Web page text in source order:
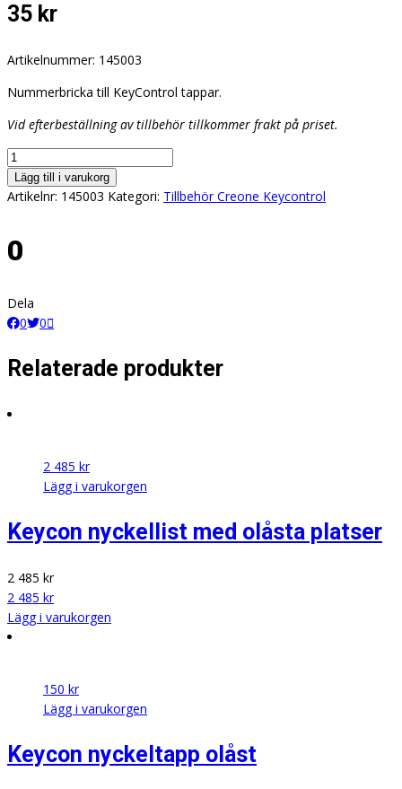
35 kr
Artikelnummer: 145003
Nummerbricka till KeyControl tappar.
Vid efterbeställning av tillbehör tillkommer frakt på priset.
Nyckelbricka,
numrerad
antal
Lägg till i varukorg
Artikelnr: 145003 Kategori: Tillbehör Creone Keycontrol
0
Dela
0
0
Relaterade produkter
2 485 kr
Lägg i varukorgen
Keycon nyckellist med olåsta platser
2 485 kr
2 485 kr
Lägg i varukorgen
150 kr
Lägg i varukorgen
Keycon nyckeltapp olåst